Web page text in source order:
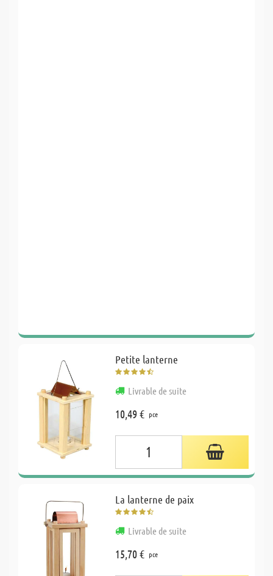
Petite lanterne
Livrable de suite
10,49 € pce
La lanterne de paix
Livrable de suite
15,70 € pce